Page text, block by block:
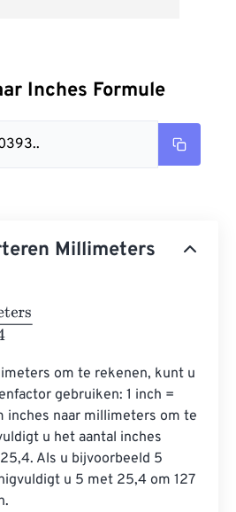
Inches Formule
Millimeters
om te rekenen, kunt u
gebruiken: 1 inch =
inches naar millimeters om te
u het aantal inches
Als u bijvoorbeeld 5
u 5 met 25,4 om 127